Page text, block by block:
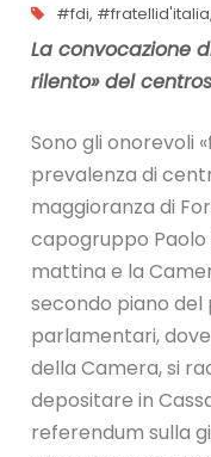
#fdi, #fratellid'italia,
La convocazione
rilento» del
Sono gli onorevoli
prevalenza di
maggioranza di
capogruppo Paolo
mattina e la
secondo piano del
parlamentari,
della Camera, si
depositare in
referendum sulla